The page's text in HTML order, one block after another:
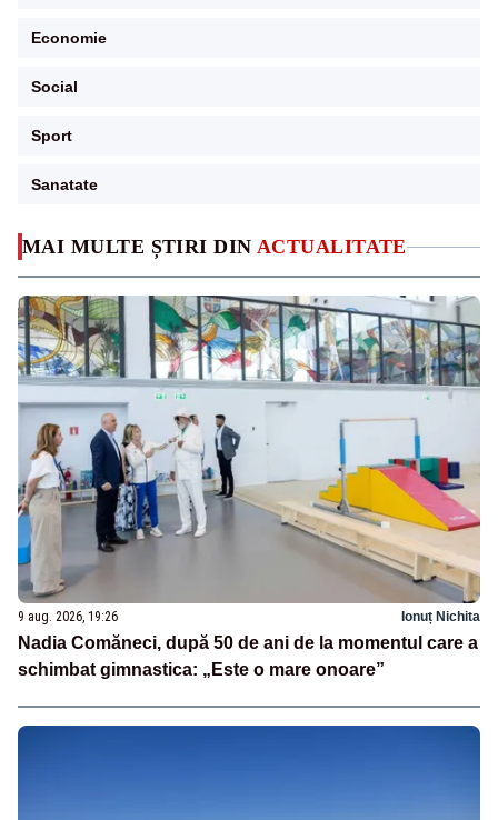
MAI MULTE ȘTIRI DIN ACTUALITATE
9 aug. 2026, 19:26 Ionuț Nichita
Nadia Comăneci, după 50 de ani de la momentul care a
schimbat gimnastica: „Este o mare onoare”
Economie
Social
Sport
Sanatate